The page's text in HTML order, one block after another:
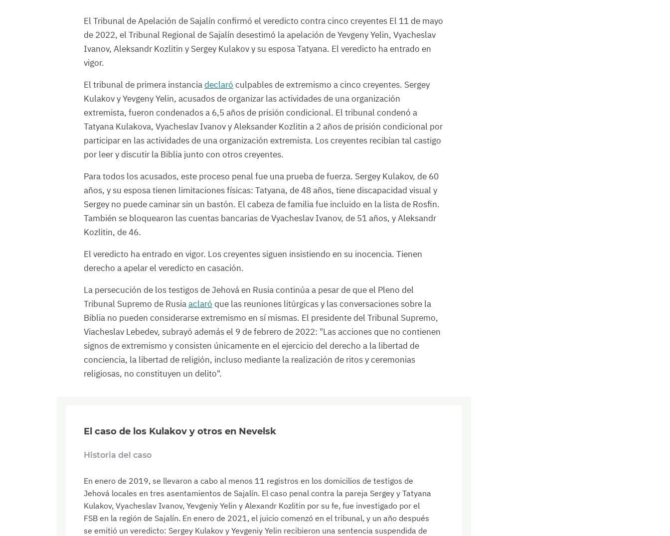
El Tribunal de Apelación de Sajalín confirmó el veredicto contra cinco creyentes El 11 de mayo
de 2022, el Tribunal Regional de Sajalín desestimó la apelación de Yevgeny Yelin, Vyacheslav
Ivanov, Aleksandr Kozlitin y Sergey Kulakov y su esposa Tatyana. El veredicto ha entrado en
vigor.
El tribunal de primera instanciadeclaró culpables de extremismo a cinco creyentes. Sergey
Kulakov y Yevgeny Yelin, acusados de organizar las actividades de una organización
extremista, fueron condenados a 6,5 años de prisión condicional. El tribunal condenó a
Tatyana Kulakova, Vyacheslav Ivanov y Aleksander Kozlitin a 2 años de prisión condicional por
participar en las actividades de una organización extremista. Los creyentes recibían tal castigo
por leer y discutir la Biblia junto con otros creyentes.
Para todos los acusados, este proceso penal fue una prueba de fuerza. Sergey Kulakov, de 60
años, y su esposa tienen limitaciones físicas: Tatyana, de 48 años, tiene discapacidad visual y
Sergey no puede caminar sin un bastón. El cabeza de familia fue incluido en la lista de Rosfin.
También se bloquearon las cuentas bancarias de Vyacheslav Ivanov, de 51 años, y Aleksandr
Kozlitin, de 46.
El veredicto ha entrado en vigor. Los creyentes siguen insistiendo en su inocencia. Tienen
derecho a apelar el veredicto en casación.
La persecución de los testigos de Jehová en Rusia continúa a pesar de que el Pleno del
Tribunal Supremo de Rusiaaclaró que las reuniones litúrgicas y las conversaciones sobre la
Biblia no pueden considerarse extremismo en sí mismas. El presidente del Tribunal Supremo,
Viacheslav Lebedev, subrayó además el 9 de febrero de 2022: "Las acciones que no contienen
signos de extremismo y consisten únicamente en el ejercicio del derecho a la libertad de
conciencia, la libertad de religión, incluso mediante la realización de ritos y ceremonias
religiosas, no constituyen un delito".
El caso de los Kulakov y otros en Nevelsk
Historia del caso
En enero de 2019, se llevaron a cabo al menos 11 registros en los domicilios de testigos de
Jehová locales en tres asentamientos de Sajalín. El caso penal contra la pareja Sergey y Tatyana
Kulakov, Vyacheslav Ivanov, Yevgeniy Yelin y Alexandr Kozlitin por su fe, fue investigado por el
FSB en la región de Sajalín. En enero de 2021, el juicio comenzó en el tribunal, y un año después
se emitió un veredicto: Sergey Kulakov y Yevgeniy Yelin recibieron una sentencia suspendida de